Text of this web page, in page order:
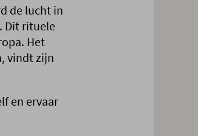
de lucht in
Dit rituele
Het
vindt zijn
en ervaar